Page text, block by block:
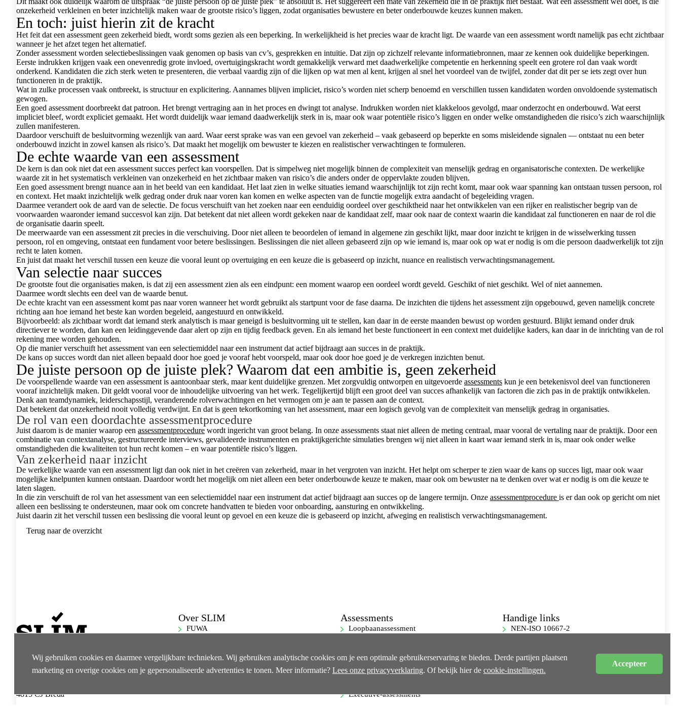
onzekerheid verkleinen en beter inzichtelijk maken waar de grootste risico’s liggen, zodat organisaties bewustere en beter onderbouwde keuzes kunnen maken.
En toch: juist hierin zit de kracht
Het feit dat een assessment geen zekerheid biedt, wordt soms gezien als een beperking. In werkelijkheid is het precies waar de kracht ligt. De waarde van een assessment wordt namelijk pas echt zichtbaar
wanneer je het afzet tegen het alternatief.
Zonder assessment worden selectie­beslissingen vaak genomen op basis van cv’s, gesprekken en intuïtie. Dat zijn op zichzelf relevante informatiebronnen, maar ze kennen ook duidelijke beperkingen.
Eerste indrukken krijgen vaak een onevenredig grote invloed, overtuigingskracht wordt gemakkelijk verward met daadwerkelijke competentie en herkenning speelt een grotere rol dan vaak wordt
onderkend. Kandidaten die zich sterk weten te presenteren, die verbaal vaardig zijn of die lijken op wat men al kent, krijgen al snel het voordeel van de twijfel, zonder dat dit per se iets zegt over hun
functioneren in de praktijk.
Wat in zulke processen vaak ontbreekt, is structuur en explicitering. Aannames blijven impliciet, risico’s worden niet scherp benoemd en verschillen tussen kandidaten worden onvoldoende systematisch
gewogen.
Een goed assessment doorbreekt dat patroon. Het brengt vertraging aan in het proces en dwingt tot analyse. Indrukken worden niet klakkeloos gevolgd, maar onderzocht en onderbouwd. Wat eerst
impliciet bleef, wordt expliciet gemaakt. Het wordt duidelijk waar iemand daadwerkelijk sterk in is, maar ook waar potentiële risico’s liggen en onder welke omstandigheden die risico’s zich waarschijnlijk
zullen manifesteren.
Daardoor verschuift de besluitvorming wezenlijk van aard. Waar eerst sprake was van een gevoel van zekerheid – vaak gebaseerd op beperkte en soms misleidende signalen — ontstaat nu een beter
onderbouwd inzicht in zowel kansen als risico’s. Dat maakt het mogelijk om bewuster te kiezen en realistischer verwachtingen te formuleren.
De echte waarde van een assessment
De kern is dan ook niet dat een assessment succes perfect kan voorspellen. Dat is simpelweg niet mogelijk binnen de complexiteit van menselijk gedrag en organisatorische contexten. De werkelijke
waarde zit in het systematisch verkleinen van onzekerheid en het zichtbaar maken van risico’s die anders onder de oppervlakte zouden blijven.
Een goed assessment brengt nuance aan in het beeld van een kandidaat. Het laat zien in welke situaties iemand waarschijnlijk tot zijn recht komt, maar ook waar spanning kan ontstaan tussen persoon, rol
en context. Het maakt inzichtelijk welk gedrag onder druk naar voren kan komen en welke aspecten van de functie mogelijk extra aandacht of begeleiding vragen.
Daarmee verandert ook de aard van de selectie. De focus verschuift van het zoeken naar een eenduidig oordeel over geschiktheid naar het ontwikkelen van een rijker en realistischer begrip van de
voorwaarden waaronder iemand succesvol kan zijn. Dat betekent dat niet alleen wordt gekeken naar de kandidaat zelf, maar ook naar de context waarin die kandidaat zal functioneren en naar de rol die
de organisatie daarin speelt.
De meerwaarde van een assessment zit precies in die verschuiving. Door niet alleen te beoordelen of iemand in algemene zin geschikt lijkt, maar door inzicht te krijgen in de wisselwerking tussen
persoon, rol en omgeving, ontstaat een fundament voor betere beslissingen. Beslissingen die niet alleen gebaseerd zijn op wie iemand is, maar ook op wat er nodig is om die persoon daadwerkelijk tot zijn
recht te laten komen.
En juist dat maakt het verschil tussen een keuze die vooral leunt op overtuiging en een keuze die is gebaseerd op inzicht, nuance en realistisch verwachtingsmanagement.
Van selectie naar succes
De grootste fout die organisaties maken, is dat zij een assessment zien als een eindpunt: een moment waarop een oordeel wordt geveld. Geschikt of niet geschikt. Wel of niet aannemen.
Daarmee wordt slechts een deel van de waarde benut.
De echte kracht van een assessment komt pas naar voren wanneer het wordt gebruikt als startpunt voor de fase daarna. De inzichten die tijdens het assessment zijn opgebouwd, geven namelijk concrete
richting aan hoe iemand het beste kan worden begeleid, aangestuurd en ontwikkeld.
Bijvoorbeeld: als zichtbaar wordt dat iemand sterk analytisch is maar geneigd is besluitvorming uit te stellen, kan daar in de eerste maanden bewust op worden gestuurd. Blijkt iemand onder druk
directiever te worden, dan kan een leidinggevende daar alert op zijn en tijdig feedback geven. En als iemand het beste functioneert in een context met duidelijke kaders, kan daar in de inrichting van de rol
rekening mee worden gehouden.
Op die manier verschuift het assessment van een selectiemiddel naar een instrument dat actief bijdraagt aan succes in de praktijk.
De kans op succes wordt dan niet alleen bepaald door hoe goed je vooraf hebt voorspeld, maar ook door hoe goed je de verkregen inzichten benut.
De juiste persoon op de juiste plek? Waarom dat een ambitie is, geen zekerheid
De voorspellende waarde van een assessment is aantoonbaar sterk, maar kent duidelijke grenzen. Met zorgvuldig ontworpen en uitgevoerde assessments kun je een betekenisvol deel van functioneren
vooraf inzichtelijk maken. Dit geldt vooral voor de inhoudelijke uitvoering van het werk. Tegelijkertijd blijft een groot deel van succes afhankelijk van factoren die zich pas in de praktijk ontwikkelen.
Denk aan teamdynamiek, leiderschapsstijl, veranderende rolverwachtingen en het vermogen om je aan te passen aan de context.
Dat betekent dat onzekerheid nooit volledig verdwijnt. En dat is geen tekortkoming van het assessment, maar een logisch gevolg van de complexiteit van menselijk gedrag in organisaties.
De rol van een doordachte assessmentprocedure
Juist daarom is de manier waarop een assessmentprocedure wordt ingericht van groot belang. In onze assessments staat niet alleen de meting centraal, maar vooral de vertaling naar de praktijk. Door een
combinatie van contextanalyse, gestructureerde interviews, gevalideerde instrumenten en praktijkgerichte simulaties brengen wij niet alleen in kaart waar iemand sterk in is, maar ook onder welke
omstandigheden die kwaliteiten tot hun recht komen – en waar potentiële risico’s liggen.
Van zekerheid naar inzicht
De werkelijke waarde van een assessment ligt dan ook niet in het creëren van zekerheid, maar in het vergroten van inzicht. Het helpt om scherper te zien waar de kans op succes ligt, maar ook waar
mogelijke knelpunten kunnen ontstaan. Daardoor wordt het mogelijk om niet alleen een beter onderbouwde keuze te maken, maar ook om bewuster na te denken over wat er nodig is om die keuze te
laten slagen.
In die zin verschuift de rol van het assessment van een selectiemiddel naar een instrument dat actief bijdraagt aan succes op de langere termijn. Onze assessmentprocedure is er dan ook op gericht om niet
alleen een beslissing te ondersteunen, maar ook om concrete handvatten te bieden voor onboarding, aansturing en ontwikkeling.
Juist daarin zit het verschil tussen een beslissing die vooral leunt op gevoel en een keuze die is gebaseerd op inzicht, afweging en realistisch verwachtingsmanagement.
Terug naar de overzicht
Speelhuislaan 158,
4815 CJ Breda
Postadres:
4815 CJ Breda
Over SLIM
FUWA
Herregistratie schoolleider (PO)
Over SLIM
Assessments
Loopbaanassessment
Selectie-assessment
360-gradenfeedback
Executive-assessments
Handige links
NEN-ISO 10667-2
Privacy
Algemene voorwaarden
Wij gebruiken cookies en daarmee vergelijkbare technieken. Wij gebruiken analytische cookies om je een optimale gebruikerservaring te bieden. Derde partijen plaatsen
marketing en overige cookies om je gepersonaliseerde advertenties te tonen. Meer informatie? Lees onze privacyverklaring. Of bekijk hier de cookie-instellingen.
Accepteer